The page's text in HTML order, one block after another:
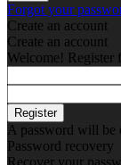
Forgot your
Create an account
Create an account
Welcome! Register
A password will be
Password recovery
Recover your